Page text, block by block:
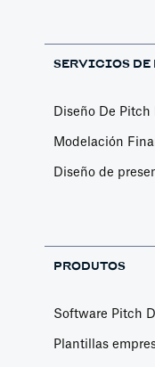
SERVICIOS DE
Diseño De Pitch
Modelación
Diseño de
PRODUTOS
Software Pitch
Plantillas